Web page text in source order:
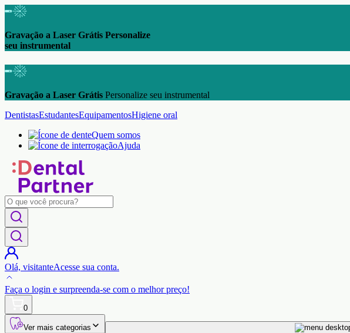
Gravação a Laser Grátis Personalize
seu instrumental
Gravação a Laser Grátis Personalize seu instrumental
DentistasEstudantesEquipamentosHigiene oral
Quem somos
Ajuda
Olá, visitanteAcesse sua conta.
Faça o login e surpreenda-se com o melhor preço!
0
Ver mais categorias